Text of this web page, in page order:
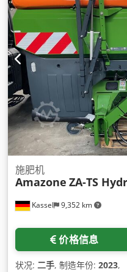
Kassel 9,352 km
施肥机
Amazone ZA-TS
价格信息
状况: 二手, 制造年份: 2023,